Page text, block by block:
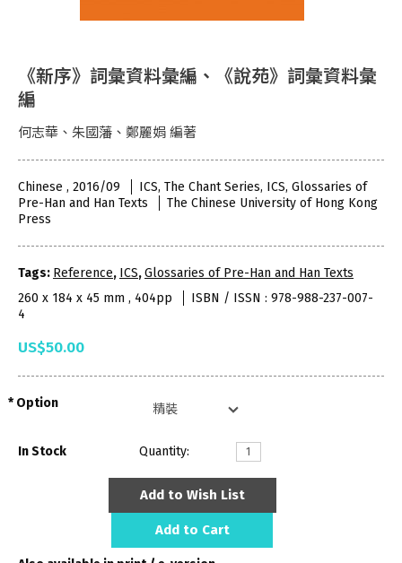
《新序》詞彙資料彙編、《說苑》詞彙資料彙
編
何志華、朱國藩、鄭麗娟 編著
Chinese , 2016/09
ICS, The Chant Series, ICS, Glossaries of
Pre-Han and Han Texts
The Chinese University of Hong Kong
Press
Tags: Reference, ICS,Glossaries of Pre-Han and Han Texts
260 x 184 x 45 mm , 404pp
ISBN / ISSN : 978-988-237-007-
4
US$50.00
Option
In Stock Quantity:
Add to Wish List
Add to Cart